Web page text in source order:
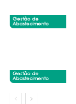
Gestão de
Abastecimento
Gestão de
Abastecimento